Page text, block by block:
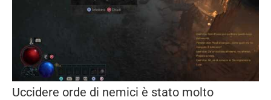
Uccidere orde di nemici è stato molto